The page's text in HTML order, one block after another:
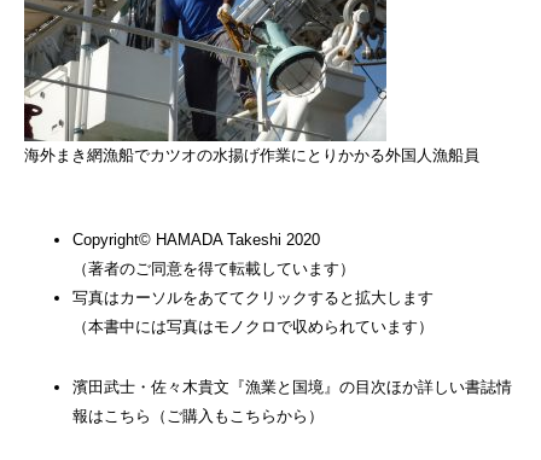
海外まき網漁船でカツオの水揚げ作業にとりかかる外国人漁船員
Copyright© HAMADA Takeshi 2020
（著者のご同意を得て転載しています）
写真はカーソルをあててクリックすると拡大します
（本書中には写真はモノクロで収められています）
濱田武士・佐々木貴文『漁業と国境』の目次ほか詳しい書誌情
報はこちら（ご購入もこちらから）